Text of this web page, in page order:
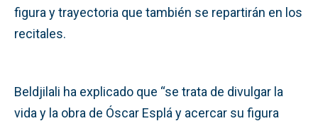
figura y trayectoria que también se repartirán en los
recitales.
Beldjilali ha explicado que “se trata de divulgar la
vida y la obra de Óscar Esplá y acercar su figura